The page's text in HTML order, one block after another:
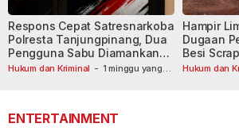
Hukum dan Kriminal - 1 minggu yang
Respons Cepat Satresnarkoba
Polresta Tanjungpinang, Dua
Pengguna Sabu Diamankan
Usai Dilaporkan ke Call Center
Hukum dan
Hampir
Dugaan
Besi
Tetapkan
ENTERTAINMENT